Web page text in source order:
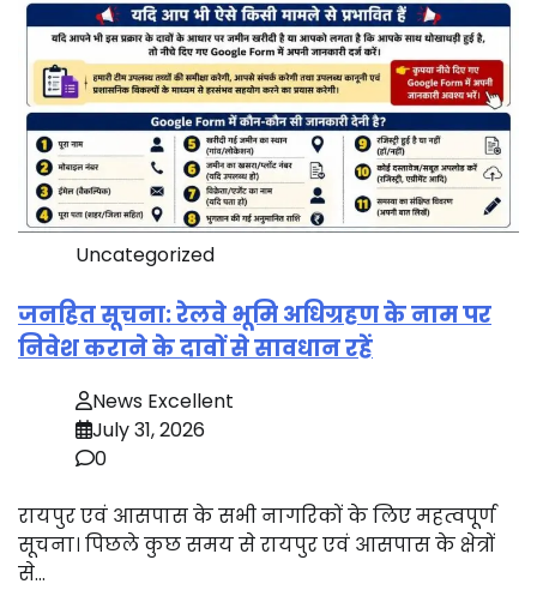
Uncategorized
जनहित सूचना: रेलवे भूमि अधिग्रहण के नाम पर
निवेश कराने के दावों से सावधान रहें
News Excellent
July 31, 2026
0
रायपुर एवं आसपास के सभी नागरिकों के लिए महत्वपूर्ण
सूचना। पिछले कुछ समय से रायपुर एवं आसपास के क्षेत्रों
से…